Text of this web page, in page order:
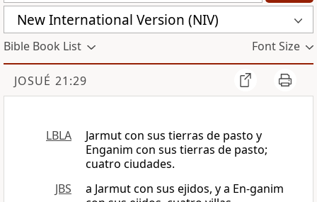
New International Version (NIV)
Bible Book List Font Size
JOSUÉ 21:29
LBLA
Jarmut con sus tierras de pasto y
Enganim con sus tierras de pasto;
cuatro ciudades.
JBS
a Jarmut con sus ejidos, y a En-ganim